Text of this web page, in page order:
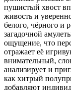
пушистый хвост
живость и
белого, чёрного и
загадочной
ощущение, что
отражает её
внимательный,
анализирует и
как хитрый
добавляют